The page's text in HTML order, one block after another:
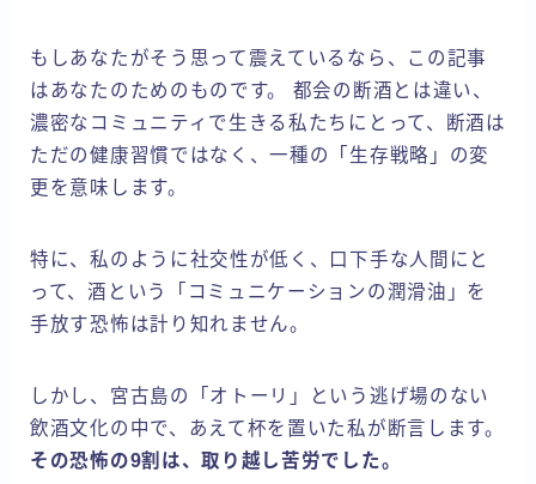
もしあなたがそう思って震えているなら、この記事
はあなたのためのものです。 都会の断酒とは違い、
濃密なコミュニティで生きる私たちにとって、断酒は
ただの健康習慣ではなく、一種の「生存戦略」の変
更を意味します。
特に、私のように社交性が低く、口下手な人間にと
って、酒という「コミュニケーションの潤滑油」を
手放す恐怖は計り知れません。
しかし、宮古島の「オトーリ」という逃げ場のない
飲酒文化の中で、あえて杯を置いた私が断言します。
その恐怖の9割は、取り越し苦労でした。